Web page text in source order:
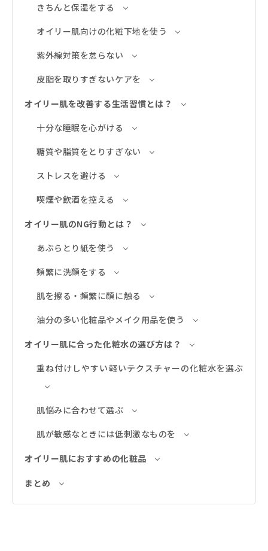
きちんと保湿をする
オイリー肌向けの化粧下地を使う
紫外線対策を怠らない
皮脂を取りすぎないケアを
オイリー肌を改善する生活習慣とは？
十分な睡眠を心がける
糖質や脂質をとりすぎない
ストレスを避ける
喫煙や飲酒を控える
オイリー肌のNG行動とは？
あぶらとり紙を使う
頻繁に洗顔をする
肌を擦る・頻繁に顔に触る
油分の多い化粧品やメイク用品を使う
オイリー肌に合った化粧水の選び方は？
重ね付けしやすい軽いテクスチャーの化粧水を選ぶ
肌悩みに合わせて選ぶ
肌が敏感なときには低刺激なものを
オイリー肌におすすめの化粧品
まとめ